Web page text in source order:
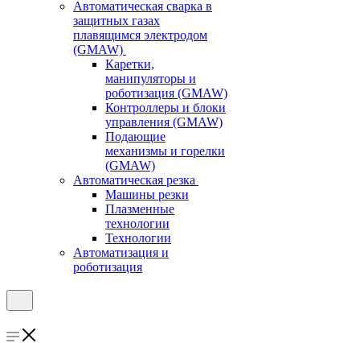
Автоматическая сварка в
защитных газах
плавящимся электродом
(GMAW)
Каретки,
манипуляторы и
роботизация (GMAW)
Контроллеры и блоки
управления (GMAW)
Подающие
механизмы и горелки
(GMAW)
Автоматическая резка
Машины резки
Плазменные
технологии
Технологии
Автоматизация и
роботизация